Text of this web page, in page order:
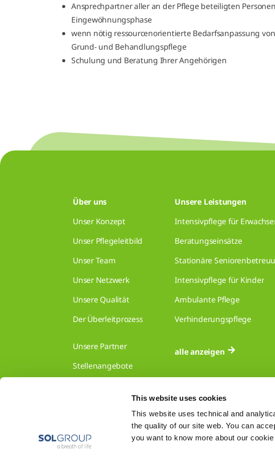
This website uses cookies
This website uses technical and
the quality of our site web. You can
you want to know more about our
Ansprechpartner aller an der Pflege beteiligten
Eingewöhnungsphase
wenn nötig ressourcenorientierte Bedarfsanpassung
Grund- und Behandlungspflege
Schulung und Beratung Ihrer Angehörigen
Über uns
Unser Konzept
Unser Pflegeleitbild
Unser Team
Unser Netzwerk
Unsere Qualität
Der Überleitprozess
Unsere Partner
Stellenangebote
Unsere Leistungen
Intensivpflege für
Beratungseinsätze
Stationäre
Intensivpflege für Kinder
Ambulante Pflege
Verhinderungspflege
alle anzeigen